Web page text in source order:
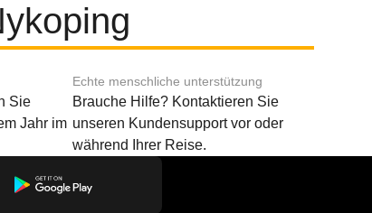
Sie
Jahr im
Echte menschliche unterstützung
Brauche Hilfe? Kontaktieren Sie
unseren Kundensupport vor oder
während Ihrer Reise.